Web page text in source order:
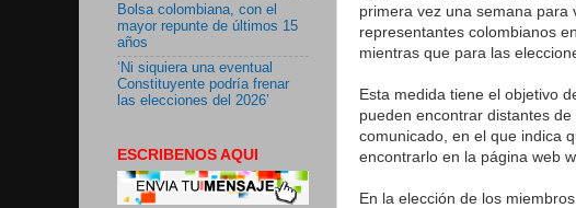
primera vez una semana para
representantes colombianos
mientras que para las
Esta medida tiene el objetivo
pueden encontrar distantes
comunicado, en el que indica
encontrarlo en la página web
En la elección de los
Bolsa colombiana, con el
mayor repunte de últimos 15
años
‘Ni siquiera una eventual
Constituyente podría frenar
las elecciones del 2026’
ESCRIBENOS AQUI